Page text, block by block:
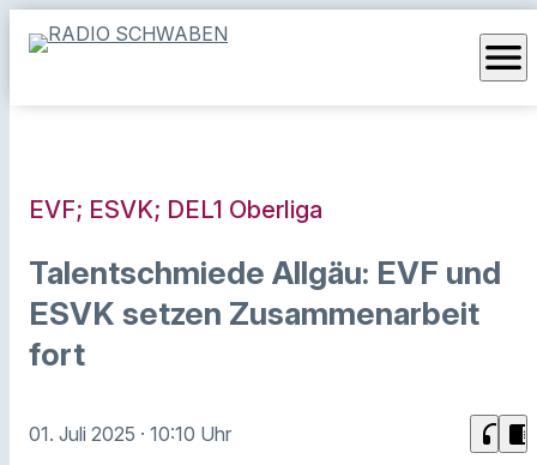
menu
EVF; ESVK; DEL1 Oberliga
Talentschmiede Allgäu: EVF und
ESVK setzen Zusammenarbeit
fort
01. Juli 2025 · 10:10 Uhr headphones chrome_reader_mode